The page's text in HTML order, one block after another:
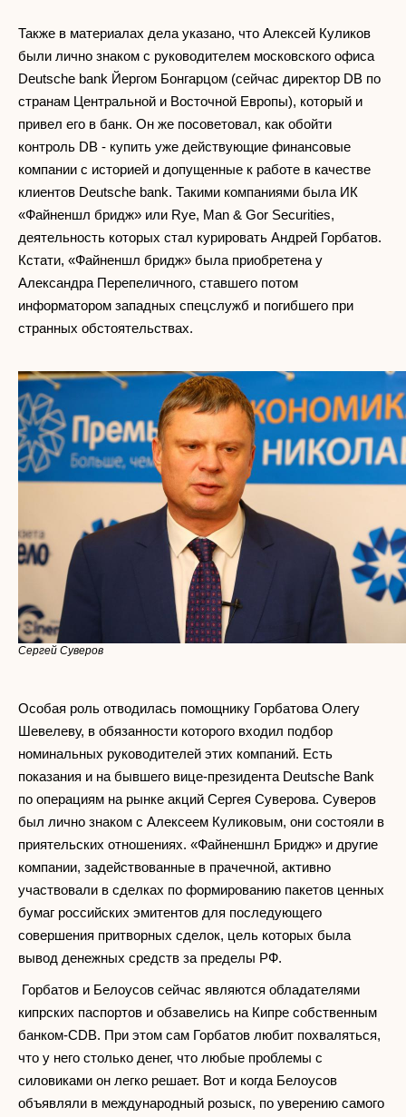
Также в материалах дела указано, что Алексей Куликов
были лично знаком с руководителем московского офиса
Deutsche bank Йергом Бонгарцом (сейчас директор DB по
странам Центральной и Восточной Европы), который и
привел его в банк. Он же посоветовал, как обойти
контроль DB - купить уже действующие финансовые
компании с историей и допущенные к работе в качестве
клиентов Deutsche bank. Такими компаниями была ИК
«Файненшл бридж» или Rye, Man & Gor Securities,
деятельность которых стал курировать Андрей Горбатов.
Кстати, «Файненшл бридж» была приобретена у
Александра Перепеличного, ставшего потом
информатором западных спецслужб и погибшего при
странных обстоятельствах.
Сергей Суверов
Особая роль отводилась помощнику Горбатова Олегу
Шевелеву, в обязанности которого входил подбор
номинальных руководителей этих компаний. Есть
показания и на бывшего вице-президента Deutsche Bank
по операциям на рынке акций Сергея Суверова. Суверов
был лично знаком с Алексеем Куликовым, они состояли в
приятельских отношениях. «Файненшнл Бридж» и другие
компании, задействованные в прачечной, активно
участвовали в сделках по формированию пакетов ценных
бумаг российских эмитентов для последующего
совершения притворных сделок, цель которых была
вывод денежных средств за пределы РФ.
Горбатов и Белоусов сейчас являются обладателями
кипрских паспортов и обзавелись на Кипре собственным
банком-CDB. При этом сам Горбатов любит похваляться,
что у него столько денег, что любые проблемы с
силовиками он легко решает. Вот и когда Белоусов
объявляли в международный розыск, по уверению самого